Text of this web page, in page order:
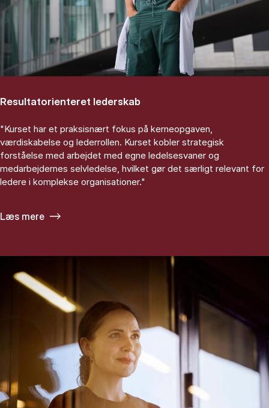
Resultatorienteret lederskab
"Kurset har et praksisnært fokus på kerneopgaven,
værdiskabelse og lederrollen. Kurset kobler strategisk
forståelse med arbejdet med egne ledelsesvaner og
medarbejdernes selvledelse, hvilket gør det særligt relevant for
ledere i komplekse organisationer."
Læs mere